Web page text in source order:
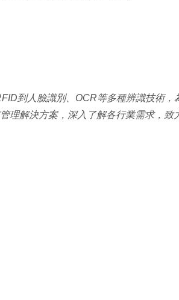
到人臉識別、OCR等多種辨識技術，
理解決方案，深入了解各行業需求，致